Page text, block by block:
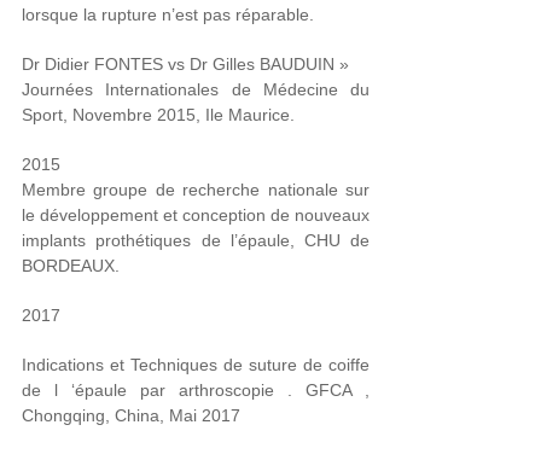
lorsque la rupture n’est pas réparable.
Dr Didier FONTES vs Dr Gilles BAUDUIN »
Journées Internationales de Médecine du
Sport, Novembre 2015, Ile Maurice.
2015
Membre groupe de recherche nationale sur
le développement et conception de nouveaux
implants prothétiques de l’épaule, CHU de
BORDEAUX.
2017
Indications et Techniques de suture de coiffe
de l ‘épaule par arthroscopie . GFCA ,
Chongqing, China, Mai 2017